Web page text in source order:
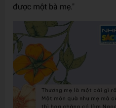
được một bà mẹ."